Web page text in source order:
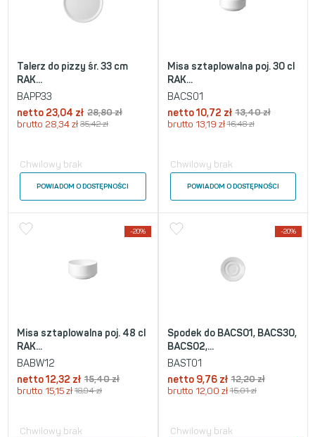
Talerz do pizzy śr. 33 cm
RAK...
BAPP33
netto 23,04 zł 28,80zł
brutto 28,34 zł 35,42zł
Chwilowy brak
POWIADOM O DOSTĘPNOŚCI
Misa sztaplowalna poj. 30 cl
RAK...
BACS01
netto 10,72 zł 13,40zł
brutto 13,19 zł 16,48zł
Chwilowy brak
POWIADOM O DOSTĘPNOŚCI
-20%
Misa sztaplowalna poj. 48 cl
RAK...
BABW12
netto12,32 zł 15,40zł
brutto 15,15 zł 18,94zł
Chwilowy brak
-20%
Spodek do BACS01, BACS30,
BACS02,...
BAST01
netto 9,76 zł 12,20zł
brutto 12,00 zł 15,01zł
Chwilowy brak